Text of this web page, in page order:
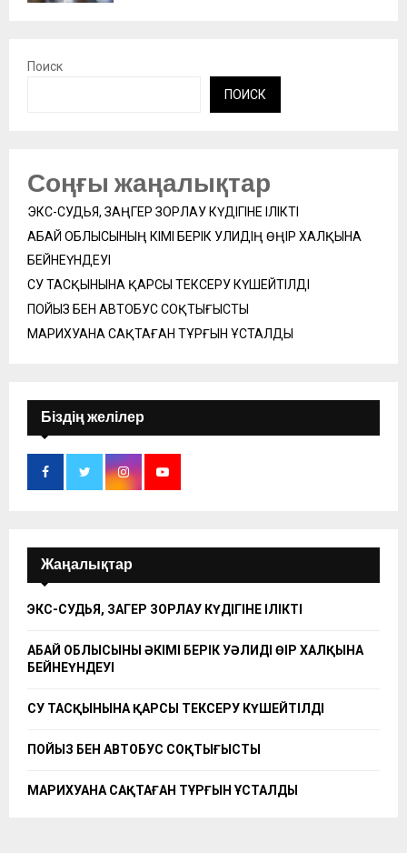
Поиск
ПОИСК
Соңғы жаңалықтар
ЭКС-СУДЬЯ, ЗАҢГЕР ЗОРЛАУ КҮДІГІНЕ ІЛІКТІ
АБАЙ ОБЛЫСЫНЫҢ ӘКІМІ БЕРІК УӘЛИДІҢ ӨҢІР ХАЛҚЫНА
БЕЙНЕҮНДЕУІ
СУ ТАСҚЫНЫНА ҚАРСЫ ТЕКСЕРУ КҮШЕЙТІЛДІ
ПОЙЫЗ БЕН АВТОБУС СОҚТЫҒЫСТЫ
МАРИХУАНА САҚТАҒАН ТҰРҒЫН ҰСТАЛДЫ
Біздің желілер
Жаңалықтар
ЭКС-СУДЬЯ, ЗАҢГЕР ЗОРЛАУ КҮДІГІНЕ ІЛІКТІ
АБАЙ ОБЛЫСЫНЫҢ ӘКІМІ БЕРІК УӘЛИДІҢ ӨҢІР ХАЛҚЫНА
БЕЙНЕҮНДЕУІ
СУ ТАСҚЫНЫНА ҚАРСЫ ТЕКСЕРУ КҮШЕЙТІЛДІ
ПОЙЫЗ БЕН АВТОБУС СОҚТЫҒЫСТЫ
МАРИХУАНА САҚТАҒАН ТҰРҒЫН ҰСТАЛДЫ